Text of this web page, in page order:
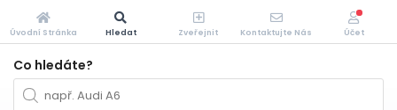
Co hledáte?
Úvodní Stránka Hledat Zveřejnit Kontaktujte Nás Účet